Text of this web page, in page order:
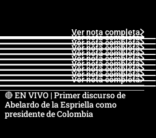
Ver nota completa
Ver nota completa
Ver nota completa
Ver nota completa
Ver nota completa
Ver nota completa
Ver nota completa
Ver nota completa
Ver nota completa
Ver nota completa
🔴 EN VIVO | Primer discurso de
Abelardo de la Espriella como
presidente de Colombia